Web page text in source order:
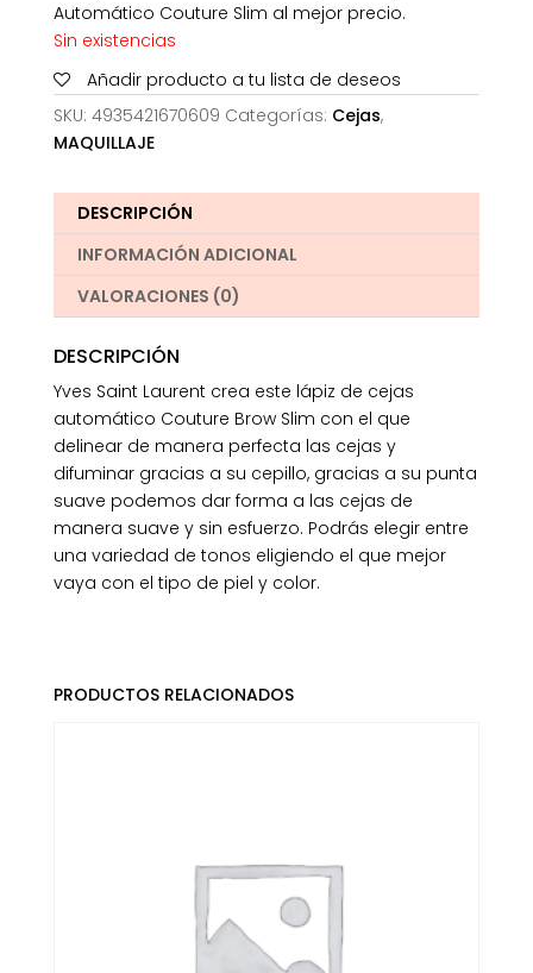
Automático Couture Slim al mejor precio.
Sin existencias
Añadir producto a tu lista de deseos
SKU: 4935421670609 Categorías: Cejas,
MAQUILLAJE
DESCRIPCIÓN
INFORMACIÓN ADICIONAL
VALORACIONES (0)
DESCRIPCIÓN
Yves Saint Laurent crea este lápiz de cejas
automático Couture Brow Slim con el que
delinear de manera perfecta las cejas y
difuminar gracias a su cepillo, gracias a su punta
suave podemos dar forma a las cejas de
manera suave y sin esfuerzo. Podrás elegir entre
una variedad de tonos eligiendo el que mejor
vaya con el tipo de piel y color.
PRODUCTOS RELACIONADOS